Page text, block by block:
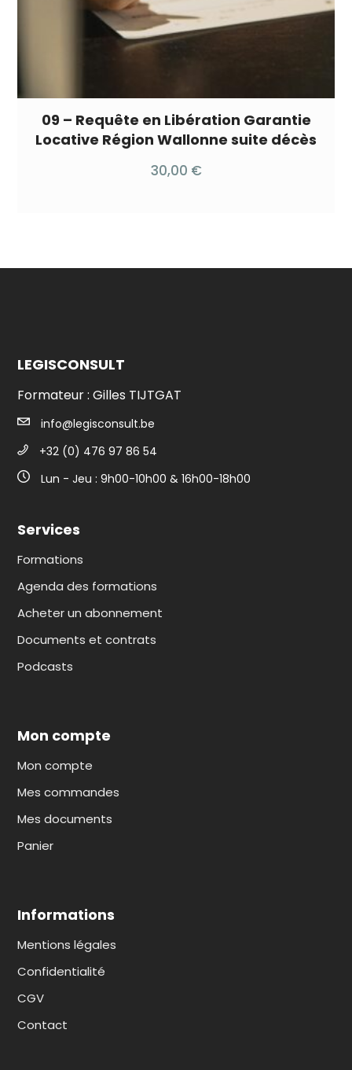
09 – Requête en Libération Garantie
Locative Région Wallonne suite décès
30,00 €
LEGISCONSULT
Formateur : Gilles TIJTGAT
info@legisconsult.be
+32 (0) 476 97 86 54
Lun - Jeu : 9h00-10h00 & 16h00-18h00
Services
Formations
Agenda des formations
Acheter un abonnement
Documents et contrats
Podcasts
Mon compte
Mon compte
Mes commandes
Mes documents
Panier
Informations
Mentions légales
Confidentialité
CGV
Contact